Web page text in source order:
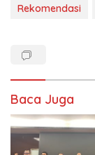
Rekomendasi
Baca Juga